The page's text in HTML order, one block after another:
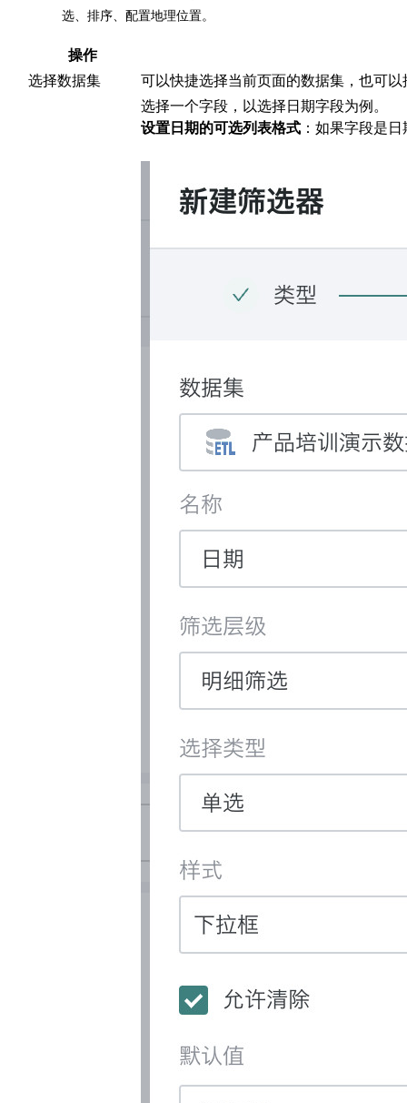
选、排序、配置地理位置。
操作
选择数据集
可以快捷选择当前页面的数据集，也可
选择一个字段，以选择日期字段为例。
设置日期的可选列表格式 ：如果字段是